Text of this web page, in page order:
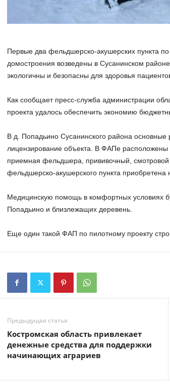
Первые два фельдшерско-акушерских пункта по
домостроения возведены в Сусанинском
экологичны и безопасны для здоровья
Как сообщает пресс-служба администрации
проекта удалось обеспечить экономию
В д. Попадьино Сусанинского района
лицензирование объекта. В ФАПе расположены
приемная фельдшера, прививочный,
фельдшерско-акушерского пункта
Медицинскую помощь в комфортных условиях
Попадьино и близлежащих деревень.
Еще один такой ФАП по пилотному проекту
Предыдущая статья
Костромская область привлекает
денежные средства для поддержки
начинающих аграриев